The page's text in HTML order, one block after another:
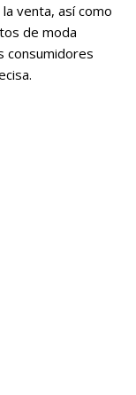
venta, así como
de moda
consumidores